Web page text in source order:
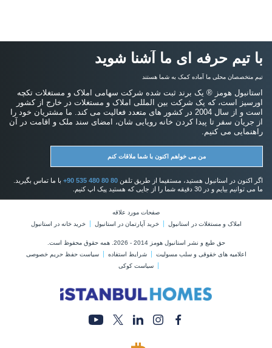
با تیم حرفه ای ما آشنا شوید
تیم متخصصان محلی ما آماده کمک به شما هستند
استانبول هومز ® یک برند ثبت شده شرکت سهامی املاک و مستغلات تکچه
اورسیز است، که یک شرکت بین المللی املاک و مستغلات در خارج از کشور
است و از سال 2004 در کشور های متعدد فعالیت می کند. ما مشتریان خود را
از جریان سفر تا پیدا کردن خانه رویایی شان، امضای سند ملک و اقامت در آن
راهنمایی می کنیم.
من می خواهم اکنون با شما ملاقات کنم
اگر اکنون در استانبول هستید، مستقیما از طریق تلفن +90 535 480 80 80 با ما تماس بگیرید.
ما می توانیم بیایم و در 30 دقیقه شما را از جایی که هستید پیک اپ کنیم.
صفحات مورد علاقه
املاک و مستغلات در استانبول
خرید آپارتمان در استانبول خرید خانه در استانبول
حق طبع و نشر استانبول هومز 2014 - 2026. همه حقوق محفوظ است.
اعلامیه های خقوقی و سلب مسولیت
شرایط استفاده
سیاست حفظ حریم خصوصی
سیاست کوکی